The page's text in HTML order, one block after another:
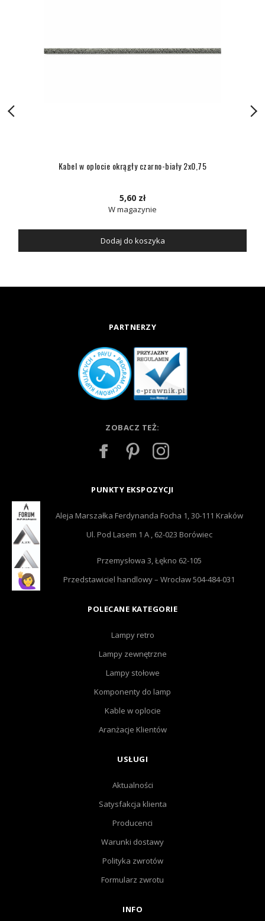
Kabel w oplocie okrągły czarno-biały 2x0,75
5,60 zł
W magazynie
Dodaj do koszyka
PARTNERZY
ZOBACZ TEŻ:
PUNKTY EKSPOZYCJI
Aleja Marszałka Ferdynanda Focha 1, 30-111 Kraków
Ul. Pod Lasem 1 A , 62-023 Borówiec
Przemysłowa 3, Łękno 62-105
Przedstawiciel handlowy – Wrocław 504-484-031
POLECANE KATEGORIE
Lampy retro
Lampy zewnętrzne
Lampy stołowe
Komponenty do lamp
Kable w oplocie
Aranżacje Klientów
USŁUGI
Aktualności
Satysfakcja klienta
Producenci
Warunki dostawy
Polityka zwrotów
Formularz zwrotu
INFO